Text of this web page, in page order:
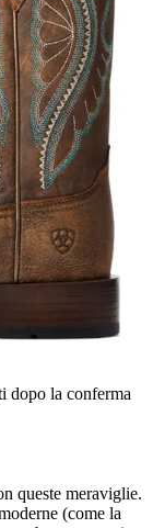
dopo la conferma
queste meraviglie.
(come la